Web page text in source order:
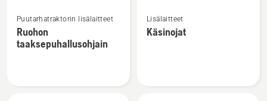
lisätietoja
tuotteesta
Ruohon
Puutarhatraktorin lisälaitteet
Ruohon
taaksepuhallusohjain
lisätietoja
tuotteesta
Lisälaitteet
Käsinojat